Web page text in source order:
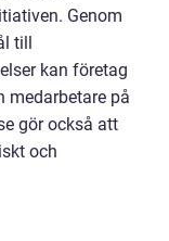
Genom
till
kan företag
medarbetare på
gör också att
och